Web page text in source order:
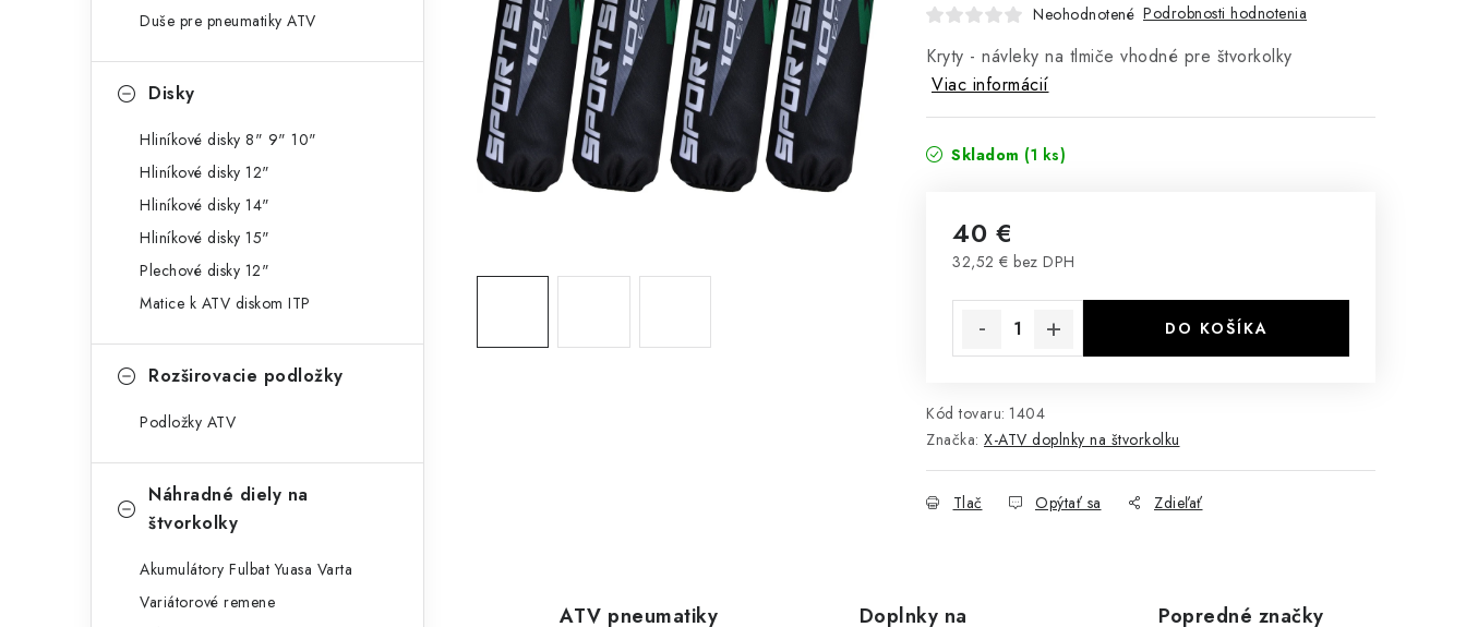
p
Duše pre pneumatiky ATV
Disky
Hliníkové disky 8" 9" 10"
Hliníkové disky 12"
Hliníkové disky 14"
Hliníkové disky 15"
Plechové disky 12"
Matice k ATV diskom ITP
Rozširovacie podložky
Podložky ATV
Náhradné diely na
štvorkolky
Akumulátory Fulbat Yuasa Varta
Variátorové remene
Neohodnotené Podrobnosti hodnotenia
Kryty - návleky na tlmiče vhodné pre štvorkolky
Viac informácií
Skladom (1 ks)
40 €
32,52 € bez DPH
DO KOŠÍKA
Kód tovaru: 1404
Značka: X-ATV doplnky na štvorkolku
Tlač Opýtať sa Zdieľať
ATV pneumatiky
Doplnky na
Popredné značky